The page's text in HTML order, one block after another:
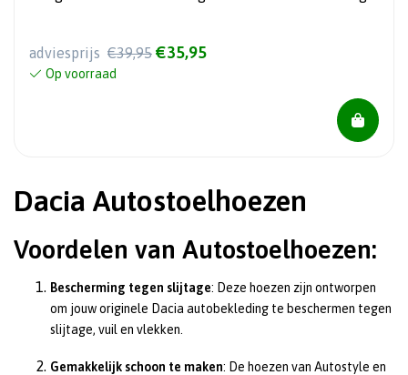
adviesprijs €39,95 €35,95
Op voorraad
Dacia Autostoelhoezen
Voordelen van Autostoelhoezen:
Bescherming tegen slijtage: Deze hoezen zijn ontworpen
om jouw originele Dacia autobekleding te beschermen tegen
slijtage, vuil en vlekken.
Gemakkelijk schoon te maken: De hoezen van Autostyle en